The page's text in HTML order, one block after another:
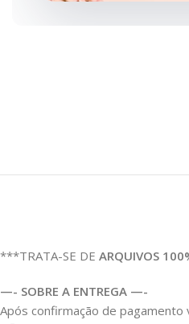
***TRATA-SE DE ARQUIVOS
—- SOBRE A ENTREGA —-
Após confirmação de pagamento